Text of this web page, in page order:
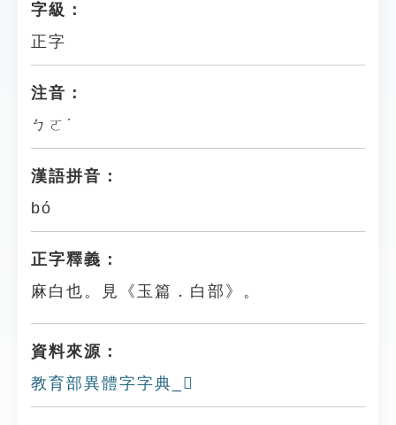
字級：
正字
注音：
ㄅㄛˊ
漢語拼音：
bó
正字釋義：
麻白也。見《玉篇．白部》。
資料來源：
教育部異體字字典_𤾝